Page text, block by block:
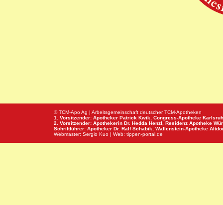
© TCM-Apo Ag | Arbeitsgemeinschaft deutscher TCM-Apotheken
1. Vorsitzender: Apotheker Patrick Kwik, Congress-Apotheke
2. Vorsitzender: Apothekerin Dr. Hedda Henzl, Residenz Apotheke
Schriftführer: Apotheker Dr. Ralf Schabik, Wallenstein-Apotheke
Webmaster: Sergio Kuo | Web: tippen-portal.de